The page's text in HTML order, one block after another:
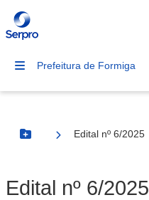
Prefeitura de Formiga
Botão Menu
Edital nº 6/2025
Edital nº 6/2025